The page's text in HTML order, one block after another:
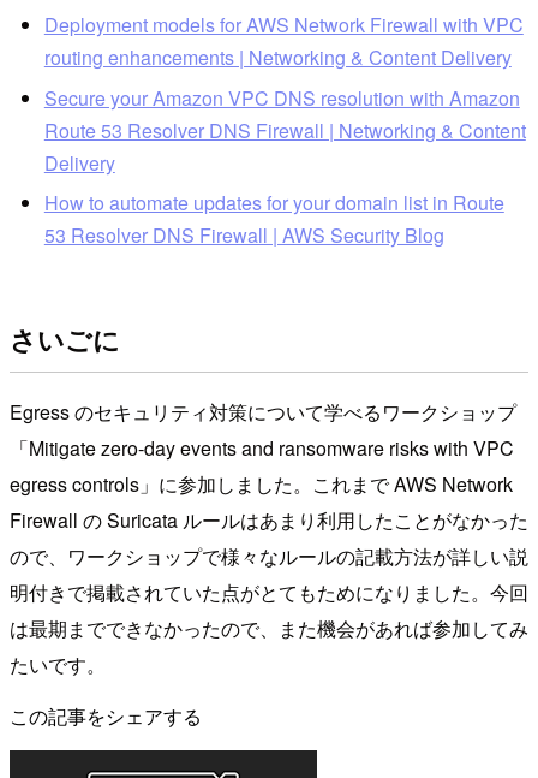
Deployment models for AWS Network Firewall with VPC
routing enhancements | Networking & Content Delivery
Secure your Amazon VPC DNS resolution with Amazon
Route 53 Resolver DNS Firewall | Networking & Content
Delivery
How to automate updates for your domain list in Route
53 Resolver DNS Firewall | AWS Security Blog
さいごに
Egress のセキュリティ対策について学べるワークショップ
「Mitigate zero-day events and ransomware risks with VPC
egress controls」に参加しました。これまで AWS Network
Firewall の Suricata ルールはあまり利用したことがなかった
ので、ワークショップで様々なルールの記載方法が詳しい説
明付きで掲載されていた点がとてもためになりました。今回
は最期までできなかったので、また機会があれば参加してみ
たいです。
この記事をシェアする